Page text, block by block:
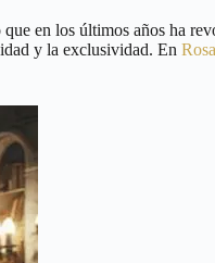
en los últimos años ha
y la exclusividad. En